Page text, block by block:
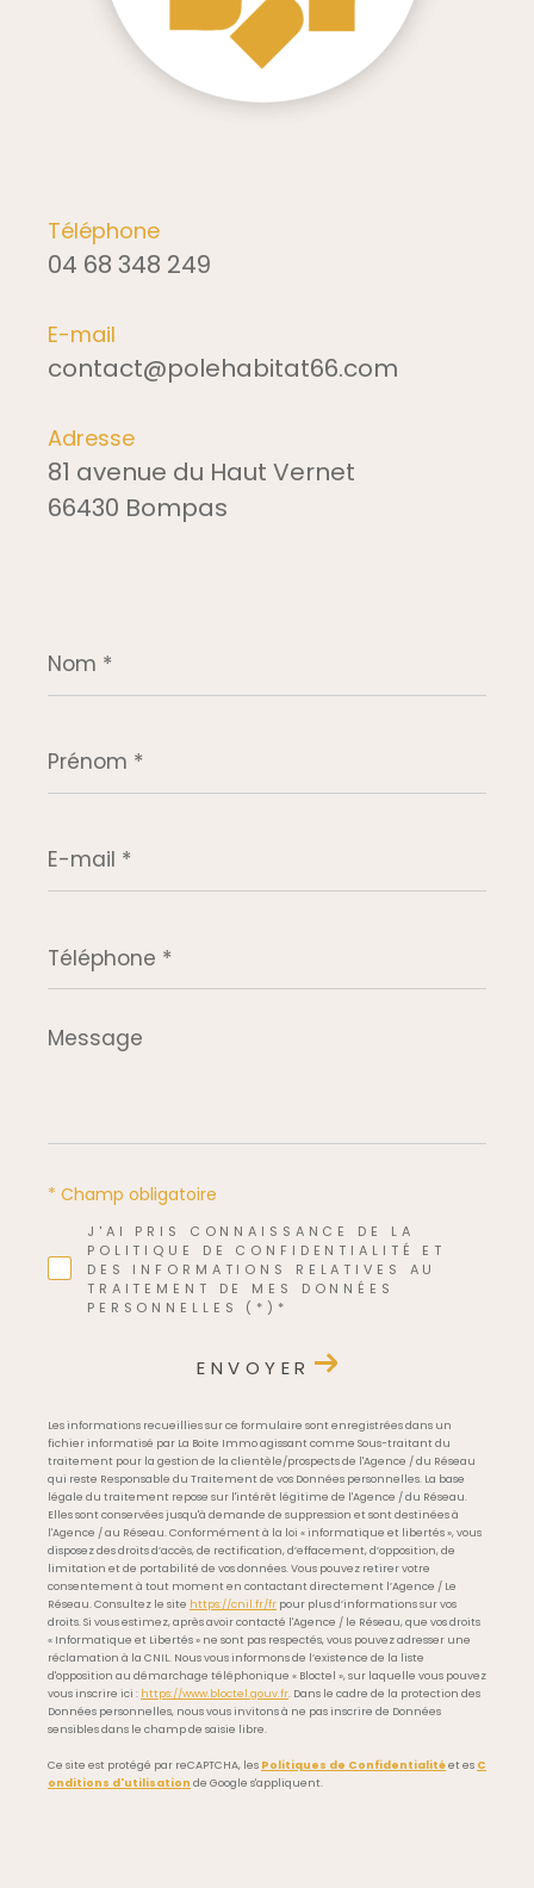
Téléphone
04 68 348 249
E-mail
contact@polehabitat66.com
Adresse
81 avenue du Haut Vernet
66430 Bompas
*
*
mail
*
*
Message
*
J'AI PRIS CONNAISSANCE DE LA
POLITIQUE DE CONFIDENTIALITÉ ET
DES INFORMATIONS RELATIVES AU
TRAITEMENT DE MES DONNÉES
PERSONNELLES (*)*
* Champ obligatoire
ENVOYER
Les informations recueillies sur ce formulaire sont enregistrées dans un
fichier informatisé par La Boite Immo agissant comme Sous-traitant du
traitement pour la gestion de la clientèle/prospects de l'Agence / du Réseau
qui reste Responsable du Traitement de vos Données personnelles. La base
légale du traitement repose sur l'intérêt légitime de l'Agence / du Réseau.
Elles sont conservées jusqu'à demande de suppression et sont destinées à
l'Agence / au Réseau. Conformément à la loi « informatique et libertés », vous
disposez des droits d’accès, de rectification, d’effacement, d’opposition, de
limitation et de portabilité de vos données. Vous pouvez retirer votre
consentement à tout moment en contactant directement l’Agence / Le
Réseau. Consultez le site https://cnil.fr/fr pour plus d’informations sur vos
droits. Si vous estimez, après avoir contacté l'Agence / le Réseau, que vos droits
« Informatique et Libertés » ne sont pas respectés, vous pouvez adresser une
réclamation à la CNIL. Nous vous informons de l’existence de la liste
d'opposition au démarchage téléphonique « Bloctel », sur laquelle vous pouvez
vous inscrire ici : https://www.bloctel.gouv.fr. Dans le cadre de la protection des
Données personnelles, nous vous invitons à ne pas inscrire de Données
sensibles dans le champ de saisie libre.
Ce site est protégé par reCAPTCHA, les Politiques de Confidentialitéet es C
onditions d'utilisation de Google s'appliquent.